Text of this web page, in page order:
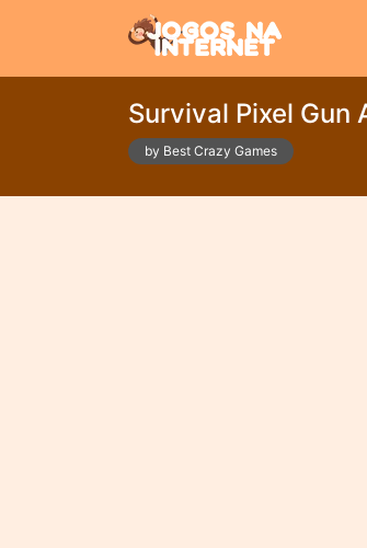
Survival Pixel Gun
by Best Crazy Games